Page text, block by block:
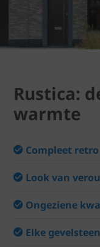
Rustica:
warmte
Compleet retro
Look van
Ongeziene
Elke